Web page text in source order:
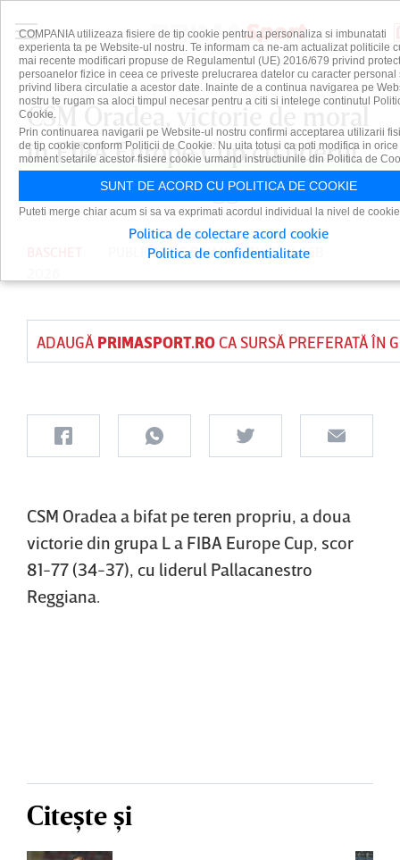
CSM Oradea, victorie de moral
în FIBA Europe Cup cu liderul
Pallacanestro Reggiana
PUBLICAT DEDAIAN CUTUPE 4 FEB
ADAUGĂ PRIMASPORT.ROCA SURSĂ PREFERATĂ ÎN
CSM Oradea a bifat pe teren propriu, a doua
victorie din grupa L a FIBA Europe Cup, scor
81-77 (34-37), cu liderul Pallacanestro
Reggiana.
Citește și
COMPANIA utilizeaza fisiere de tip cookie pentru a personaliza si imbunatati
experienta ta pe Website-ul nostru. Te informam ca ne-am actualizat politicile
mai recente modificari propuse de Regulamentul (UE) 2016/679 privind
persoanelor fizice in ceea ce priveste prelucrarea datelor cu caracter personal
privind libera circulatie a acestor date. Inainte de a continua navigarea pe
nostru te rugam sa aloci timpul necesar pentru a citi si intelege continutul
Cookie.
Prin continuarea navigarii pe Website-ul nostru confirmi acceptarea utilizarii
de tip cookie conform Politicii de Cookie. Nu uita totusi ca poti modifica in orice
moment setarile acestor fisiere cookie urmand instructiunile din Politica de
SUNT DE ACORD CU POLITICA DE COOKIE
Puteti merge chiar acum si sa va exprimati acordul individual la nivel de
Politica de colectare acord cookie
Politica de confidentialitate